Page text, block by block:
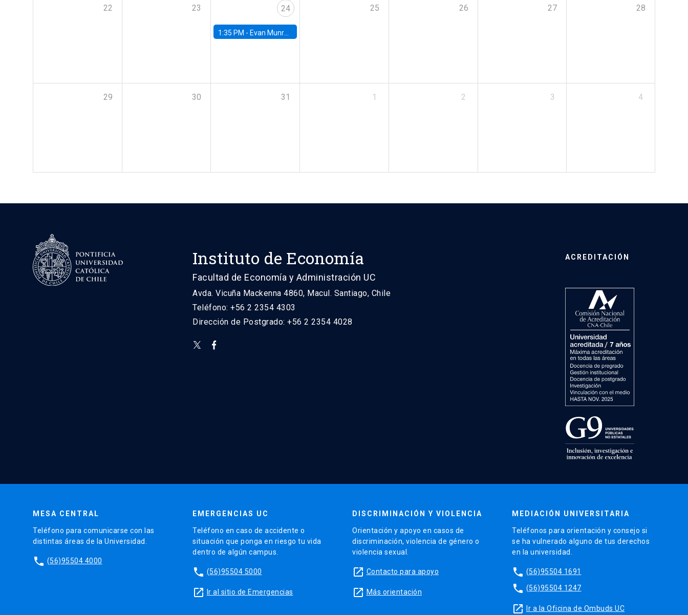
22 23 24
1:35 PM - Evan Munro, Neyman Visiting Assistant Professor in the Department of Statistics at UC Berkeley
25 26 27 28
29 30 31 1 2 3 4
Instituto de Economía
Facultad de Economía y Administración UC
Avda. Vicuña Mackenna 4860, Macul. Santiago, Chile
Teléfono: +56 2 2354 4303
Dirección de Postgrado: +56 2 2354 4028
ACREDITACIÓN
MESA CENTRAL
Teléfono para comunicarse con las
distintas áreas de la Universidad.
phone (56)95504 4000
EMERGENCIAS UC
Teléfono en caso de accidente o
situación que ponga en riesgo tu vida
dentro de algún campus.
phone (56)95504 5000
launch Ir al sitio de Emergencias
DISCRIMINACIÓN Y VIOLENCIA
Orientación y apoyo en casos de
discriminación, violencia de género o
violencia sexual.
launch Contacto para apoyo
launch Más orientación
MEDIACIÓN UNIVERSITARIA
Teléfonos para orientación y consejo si
se ha vulnerado alguno de tus derechos
en la universidad.
phone (56)95504 1691
phone (56)95504 1247
launch Ir a la Oficina de Ombuds UC